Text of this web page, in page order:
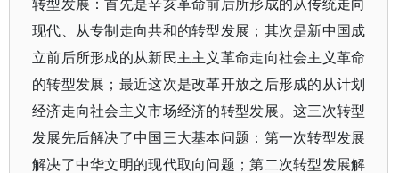
现代、从专制走向共和的转型发展；其次是新中国成
立前后所形成的从新民主主义革命走向社会主义革命
的转型发展；最近这次是改革开放之后形成的从计划
经济走向社会主义市场经济的转型发展。这三次转型
发展先后解决了中国三大基本问题：第一次转型发展
解决了中华文明的现代取向问题；第二次转型发展解